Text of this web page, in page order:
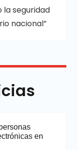
la seguridad
nacional”
en